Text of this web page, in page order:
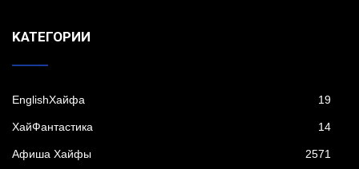
KАТЕГОРИИ
EnglishХайфа 19
XайФантастика 14
Афиша Хайфы 2571